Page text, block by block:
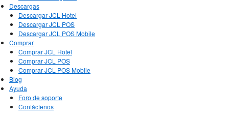
Descargas
Descargar JCL Hotel
Descargar JCL POS
Descargar JCL POS Mobile
Comprar
Comprar JCL Hotel
Comprar JCL POS
Comprar JCL POS Mobile
Blog
Ayuda
Foro de soporte
Contáctenos